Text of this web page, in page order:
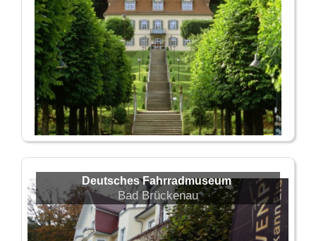
Deutsches Fahrradmuseum
Bad Brückenau